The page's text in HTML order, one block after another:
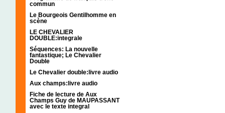
commun
Le Bourgeois Gentilhomme en
scène
LE CHEVALIER
DOUBLE:integrale
Séquences: La nouvelle
fantastique; Le Chevalier
Double
Le Chevalier double:livre audio
Aux champs:livre audio
Fiche de lecture de Aux
Champs Guy de MAUPASSANT
avec le texte integral